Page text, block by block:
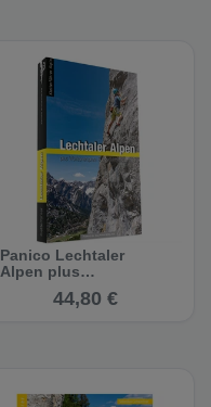
Panico Lechtaler
Alpen plus
Sportklettern um Imst -
44,80 €